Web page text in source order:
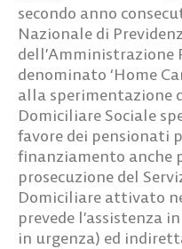
secondo anno
Nazionale di
dell’Amministrazione
denominato ‘Home
alla sperimentazione
Domiciliare Sociale
favore dei pensionati
finanziamento anche
prosecuzione del
Domiciliare attivato
prevede l’assistenza
in urgenza) ed